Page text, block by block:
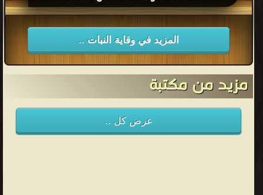
المزيد في وقاية النبات ..
مزيد من مكتبة
عرض كل ..